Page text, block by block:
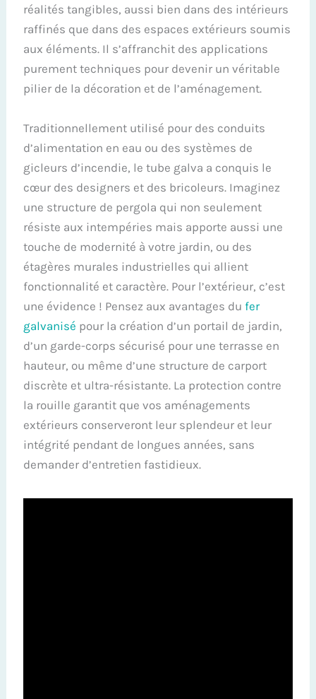
réalités tangibles, aussi bien dans des intérieurs
raffinés que dans des espaces extérieurs soumis
aux éléments. Il s’affranchit des applications
purement techniques pour devenir un véritable
pilier de la décoration et de l’aménagement.
Traditionnellement utilisé pour des conduits
d’alimentation en eau ou des systèmes de
gicleurs d’incendie, le tube galva a conquis le
cœur des designers et des bricoleurs. Imaginez
une structure de pergola qui non seulement
résiste aux intempéries mais apporte aussi une
touche de modernité à votre jardin, ou des
étagères murales industrielles qui allient
fonctionnalité et caractère. Pour l’extérieur, c’est
une évidence ! Pensez aux avantages dufer
galvanisé pour la création d’un portail de jardin,
d’un garde-corps sécurisé pour une terrasse en
hauteur, ou même d’une structure de carport
discrète et ultra-résistante. La protection contre
la rouille garantit que vos aménagements
extérieurs conserveront leur splendeur et leur
intégrité pendant de longues années, sans
demander d’entretien fastidieux.